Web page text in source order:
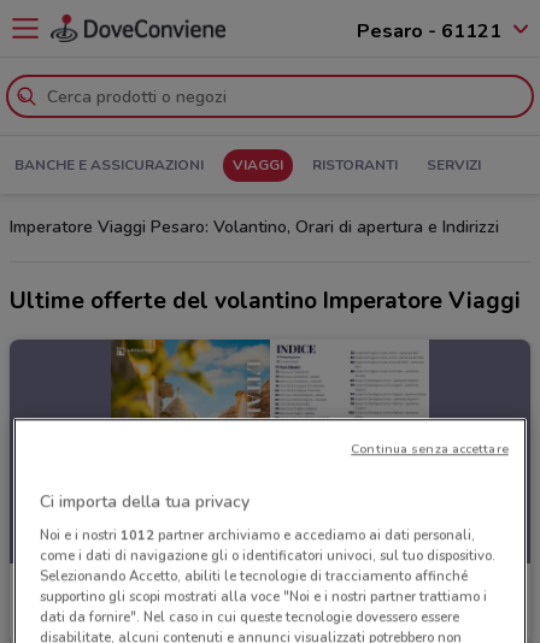
Pesaro - 61121
BANCHE E ASSICURAZIONI VIAGGI RISTORANTI SERVIZI
Imperatore Viaggi Pesaro: Volantino, Orari di apertura e Indirizzi
Ultime offerte del volantino Imperatore Viaggi
Imperatore Viaggi
Scade il 31/12
Ci importa della tua privacy
Noi e i nostri 1012partner archiviamo e accediamo ai dati personali,
come i dati di navigazione gli o identificatori univoci, sul tuo dispositivo.
Selezionando Accetto, abiliti le tecnologie di tracciamento affinché
supportino gli scopi mostrati alla voce "Noi e i nostri partner trattiamo i
dati da fornire". Nel caso in cui queste tecnologie dovessero essere
disabilitate, alcuni contenuti e annunci visualizzati potrebbero non
Continua senza accettare